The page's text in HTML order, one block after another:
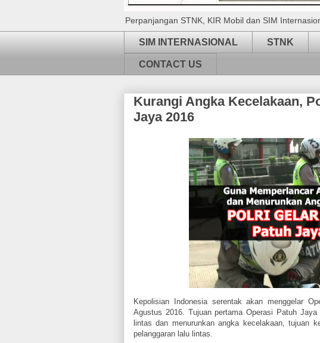
Perpanjangan STNK, KIR Mobil dan SIM
SIM INTERNASIONAL STNK
CONTACT US
Kurangi Angka Kecelakaan,
Jaya 2016
Kepolisian Indonesia serentak akan menggelar
Agustus 2016. Tujuan pertama Operasi Patuh
lintas dan menurunkan angka kecelakaan, tujuan
pelanggaran lalu lintas.